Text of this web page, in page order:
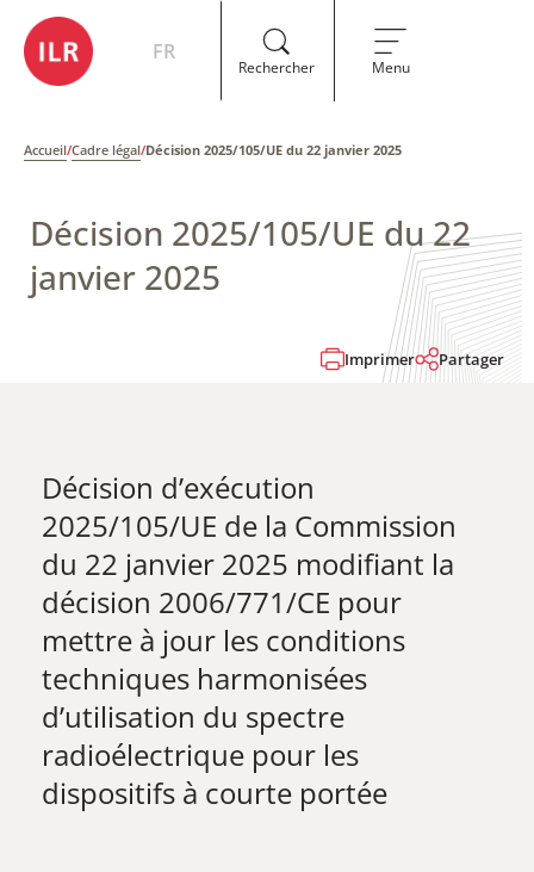
FR
Rechercher Menu
Accueil/Cadre légal/Décision 2025/105/UE du 22 janvier 2025
Décision 2025/105/UE du 22
janvier 2025
Imprimer Partager
Décision d’exécution
2025/105/UE de la Commission
du 22 janvier 2025 modifiant la
décision 2006/771/CE pour
mettre à jour les conditions
techniques harmonisées
d’utilisation du spectre
radioélectrique pour les
dispositifs à courte portée